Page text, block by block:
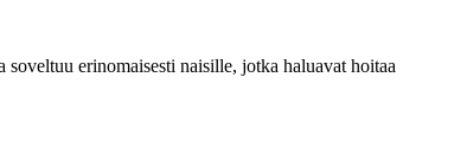
erinomaisesti naisille, jotka haluavat hoitaa